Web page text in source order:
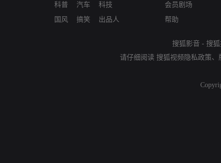
科普
国风
汽车
搞笑
科技
出品人
会员剧场
帮助
搜狐影音 - 搜
请仔细阅读 搜狐视频隐私政策、